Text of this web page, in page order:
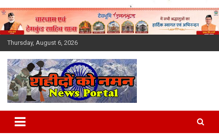
Skip
to
content
Thursday, August 6, 2026
Latest News Today, Breaking
News, Uttarakhand News in